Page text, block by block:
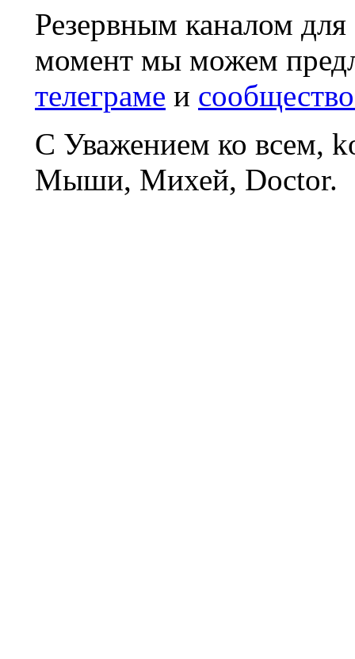
Резервным каналом
момент мы можем
телеграме и
С Уважением ко всем,
Мыши, Михей, Doctor.